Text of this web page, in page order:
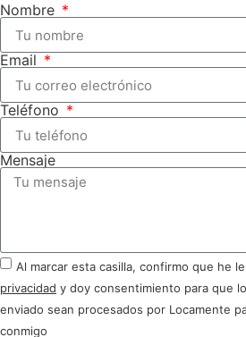
Nombre
Email
Teléfono
Mensaje
Al marcar esta casilla, confirmo que he
privacidad y doy consentimiento para que
enviado sean procesados por Locamente
conmigo